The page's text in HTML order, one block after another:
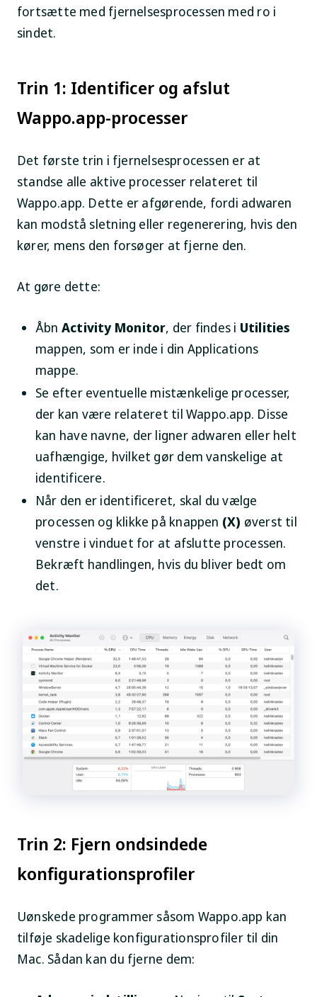
fortsætte med fjernelsesprocessen med ro i
sindet.
Trin 1: Identificer og afslut
Wappo.app-processer
Det første trin i fjernelsesprocessen er at
standse alle aktive processer relateret til
Wappo.app. Dette er afgørende, fordi adwaren
kan modstå sletning eller regenerering, hvis den
kører, mens den forsøger at fjerne den.
At gøre dette:
Åbn Activity Monitor, der findes i Utilities
mappen, som er inde i din Applications
mappe.
Se efter eventuelle mistænkelige processer,
der kan være relateret til Wappo.app. Disse
kan have navne, der ligner adwaren eller helt
uafhængige, hvilket gør dem vanskelige at
identificere.
Når den er identificeret, skal du vælge
processen og klikke på knappen (X) øverst til
venstre i vinduet for at afslutte processen.
Bekræft handlingen, hvis du bliver bedt om
det.
Trin 2: Fjern ondsindede
konfigurationsprofiler
Uønskede programmer såsom Wappo.app kan
tilføje skadelige konfigurationsprofiler til din
Mac. Sådan kan du fjerne dem: